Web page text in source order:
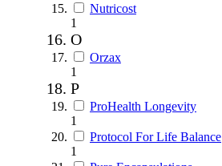
Nutricost
1
O
Orzax
1
P
ProHealth Longevity
1
Protocol For Life Balance
1